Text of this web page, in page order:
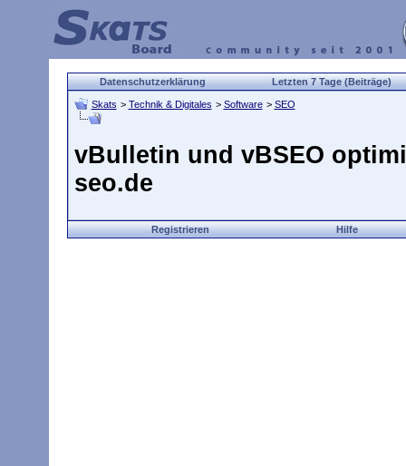
Datenschutzerklärung Letzten 7 Tage (Beiträge)
Skats > Technik & Digitales > Software > SEO
vBulletin und vBSEO
seo.de
Registrieren Hilfe